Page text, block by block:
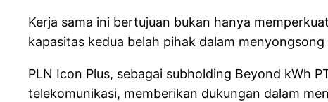
Kerja sama ini bertujuan bukan hanya
kapasitas kedua belah pihak dalam
PLN Icon Plus, sebagai subholding Beyond kWh
telekomunikasi, memberikan dukungan dalam